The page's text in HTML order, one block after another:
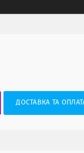
ДОСТАВКА ТА